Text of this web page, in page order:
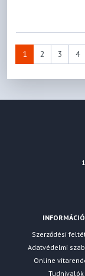
1 2 3 4
Szerződési
Adatvédelmi
Online
Tudnivalók